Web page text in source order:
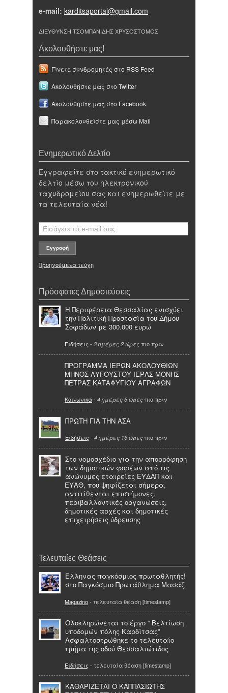
e-mail: karditsaportal@gmail.com
ΔΙΕΥΘΥΝΣΗ ΤΣΟΜΠΑΝΙΔΗΣ ΧΡΥΣΟΣΤΟΜΟΣ
Ακολουθήστε μας!
Γίνετε συνδρομητές στο RSS Feed
Ακολουθήστε μας στο Twitter
Ακολουθήστε μας στο Facebook
Παρακολουθείστε μας μέσω Mail
Ενημερωτικό Δελτίο
Εγγραφείτε στο τακτικό ενημερωτικό
δελτίο μέσω του ηλεκτρονικού
ταχυδρομείου σας και ενημερωθείτε με
τα τελευταία νέα!
Προηγούμενα τεύχη
Πρόσφατες Δημοσιεύσεις
Η Περιφέρεια Θεσσαλίας ενισχύει
την Πολιτική Προστασία του Δήμου
Σοφάδων με 300.000 ευρώ
Ειδήσεις - 3 ημέρες 2 ώρες πιο πριν
ΠΡΟΓΡΑΜΜΑ ΙΕΡΩΝ ΑΚΟΛΟΥΘΙΩΝ
ΜΗΝΟΣ ΑΥΓΟΥΣΤΟΥ ΙΕΡΑΣ ΜΟΝΗΣ
ΠΕΤΡΑΣ ΚΑΤΑΦΥΓΙΟΥ ΑΓΡΑΦΩΝ
Κοινωνικά- 4 ημέρες 6 ώρες πιο πριν
ΠΡΩΤΗ ΓΙΑ ΤΗΝ ΑΣΑ
Ειδήσεις - 4 ημέρες 16 ώρες πιο πριν
Στο νομοσχέδιο για την απορρόφηση
των δημοτικών φορέων από τις
ανώνυμες εταιρείες ΕΥΔΑΠ και
ΕΥΑΘ, που ψηφίζεται σήμερα,
αντιτίθενται επιστήμονες,
περιβαλλοντικές οργανώσεις,
δημοτικές αρχές και δημοτικές
επιχειρήσεις ύδρευσης
Τελευταίες Θεάσεις
Έλληνας παγκόσμιος πρωταθλητής!
στο Παγκόσμιο Πρωτάθλημα Μασάζ
Magazino- τελευταία θέαση [timestamp]
Ολοκληρώνεται το έργο “ Βελτίωση
υποδομών πόλης Καρδίτσας”
Ασφαλτοστρώθηκε το τελευταίο
τμήμα της οδού Θεσσαλιώτιδος
Ειδήσεις - τελευταία θέαση [timestamp]
ΚΑΘΑΡΙΖΕΤΑΙ Ο ΚΑΠΠΑΣΙΩΤΗΣ